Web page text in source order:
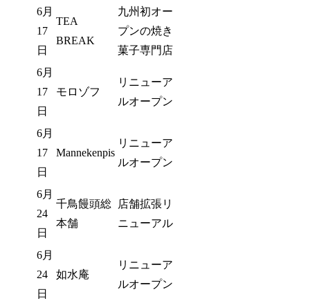
6月
17
日
TEA
BREAK
九州初オー
プンの焼き
菓子専門店
6月
17
日
モロゾフ
リニューア
ルオープン
6月
17
日
Mannekenpis
リニューア
ルオープン
6月
24
日
千鳥饅頭総
本舗
店舗拡張リ
ニューアル
6月
24
日
如水庵
リニューア
ルオープン